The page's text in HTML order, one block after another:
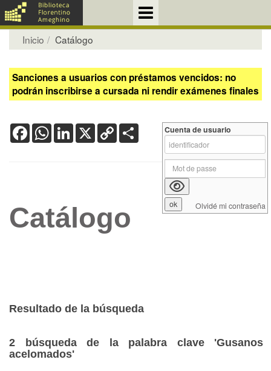
Inicio Catálogo
Sanciones a usuarios con préstamos vencidos: no
podrán inscribirse a cursada ni rendir exámenes finales
FacebookWhatsApp
LinkedIn
X Copy
Link
Catálogo
Resultado de la búsqueda
2 búsqueda de la palabra clave 'Gusanos
acelomados'
Cuenta de usuario
Olvidé mi contraseña